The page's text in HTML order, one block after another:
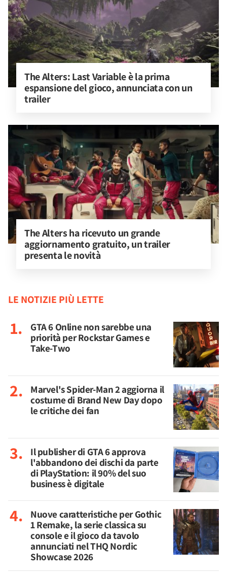
The Alters: Last Variable è la prima
espansione del gioco, annunciata con un
trailer
The Alters ha ricevuto un grande
aggiornamento gratuito, un trailer
presenta le novità
LE NOTIZIE PIÙ LETTE
GTA 6 Online non sarebbe una
priorità per Rockstar Games e
Take-Two
Marvel's Spider-Man 2 aggiorna il
costume di Brand New Day dopo
le critiche dei fan
Il publisher di GTA 6 approva
l'abbandono dei dischi da parte
di PlayStation: il 90% del suo
business è digitale
Nuove caratteristiche per Gothic
1 Remake, la serie classica su
console e il gioco da tavolo
annunciati nel THQ Nordic
Showcase 2026